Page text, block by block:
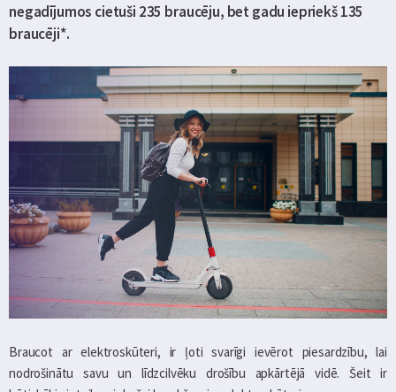
negadījumos cietuši 235 braucēju, bet gadu iepriekš 135
braucēji*.
Braucot ar elektroskūteri, ir ļoti svarīgi ievērot piesardzību, lai
nodrošinātu savu un līdzcilvēku drošību apkārtējā vidē. Šeit ir